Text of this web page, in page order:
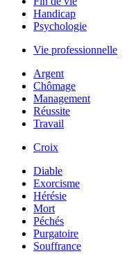
Handicap
Psychologie
Vie professionnelle
Argent
Chômage
Management
Réussite
Travail
Croix
Diable
Exorcisme
Hérésie
Mort
Péchés
Purgatoire
Souffrance